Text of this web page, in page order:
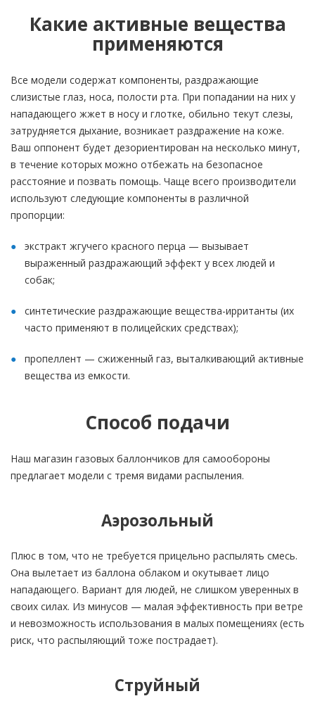
Какие активные вещества
применяются
Все модели содержат компоненты, раздражающие
слизистые глаз, носа, полости рта. При попадании на них у
нападающего жжет в носу и глотке, обильно текут слезы,
затрудняется дыхание, возникает раздражение на коже.
Ваш оппонент будет дезориентирован на несколько минут,
в течение которых можно отбежать на безопасное
расстояние и позвать помощь. Чаще всего производители
используют следующие компоненты в различной
пропорции:
экстракт жгучего красного перца — вызывает
выраженный раздражающий эффект у всех людей и
собак;
синтетические раздражающие вещества-ирританты (их
часто применяют в полицейских средствах);
пропеллент — сжиженный газ, выталкивающий активные
вещества из емкости.
Способ подачи
Наш магазин газовых баллончиков для самообороны
предлагает модели с тремя видами распыления.
Аэрозольный
Плюс в том, что не требуется прицельно распылять смесь.
Она вылетает из баллона облаком и окутывает лицо
нападающего. Вариант для людей, не слишком уверенных в
своих силах. Из минусов — малая эффективность при ветре
и невозможность использования в малых помещениях (есть
риск, что распыляющий тоже пострадает).
Струйный